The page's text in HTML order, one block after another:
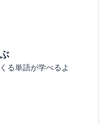
る単語が学べるよ